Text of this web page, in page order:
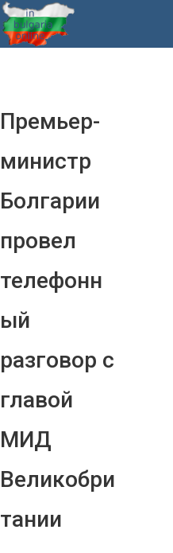
Премьер-
министр
Болгарии
провел
телефонн
ый
разговор с
главой
МИД
Великобри
тании